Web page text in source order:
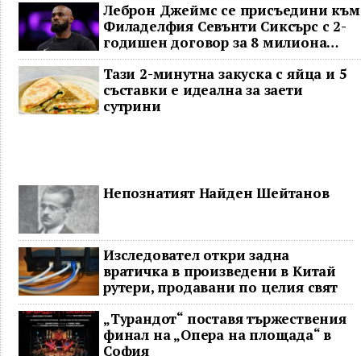
Леброн Джеймс се присъедини към
Филаделфия Севънти Сиксърс с 2-
годишен договор за 8 милиона
долара
Тази 2-минутна закуска с яйца и 5
съставки е идеална за заети
сутрини
Непознатият Найден Шейтанов
Изследовател откри задна
вратичка в произведени в Китай
рутери, продавани по целия свят
„Турандот“ поставя тържествения
финал на „Опера на площада“ в
София